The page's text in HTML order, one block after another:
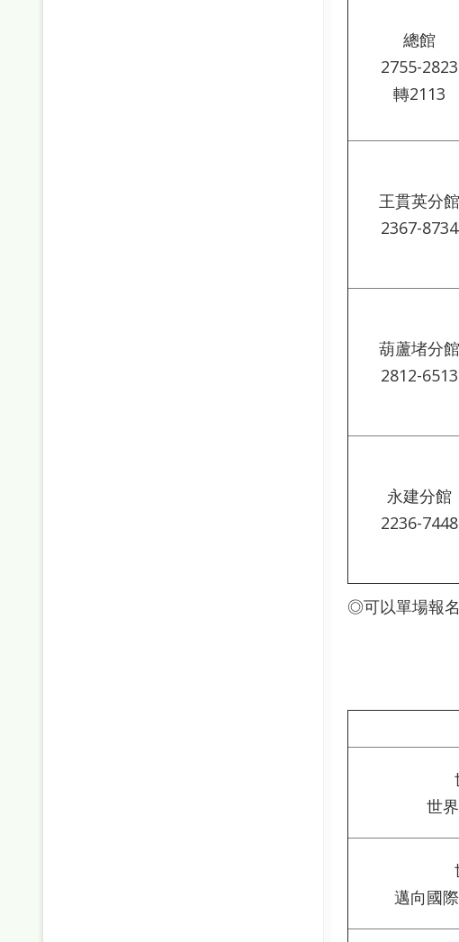
總館
2755-2823
轉2113
王貫英分館
2367-8734
葫蘆堵分館
2812-6513
永建分館
2236-7448
◎可以單場報名
世
邁向國